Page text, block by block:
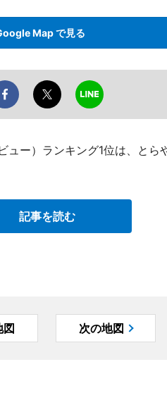
Map で見る
ー）ランキング1位は、とら
記事を読む
図 次の地図